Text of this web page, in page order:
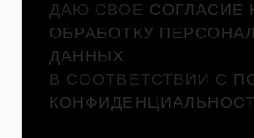
ДАЮ СВОЕ СОГЛАСИЕ
ОБРАБОТКУ
ДАННЫХ
В СООТВЕТСТВИИ С